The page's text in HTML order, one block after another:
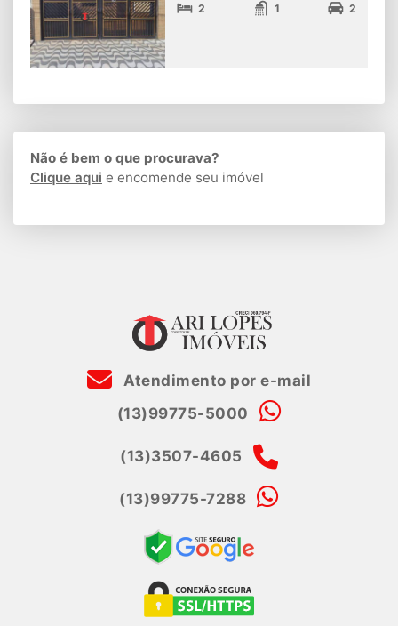
2 1 2
Não é bem o que procurava?
Clique aqui e encomende seu imóvel
Atendimento por e-mail
(13)99775-5000
(13)3507-4605
(13)99775-7288